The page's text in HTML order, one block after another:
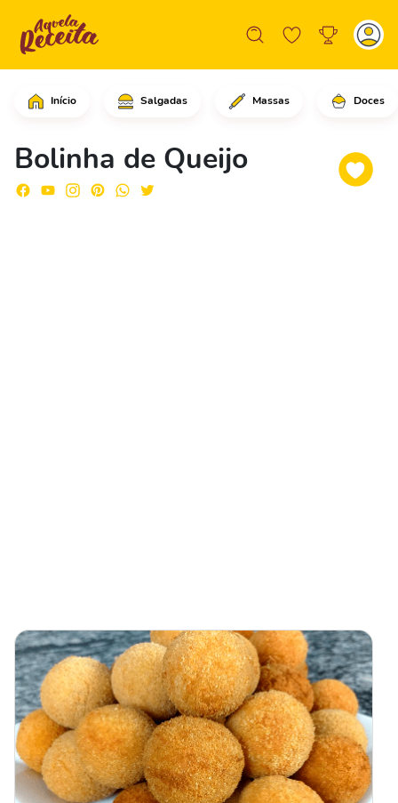
Início Salgadas Massas Doces
Bolinha de Queijo
Em uma panela, despeje o leite, a